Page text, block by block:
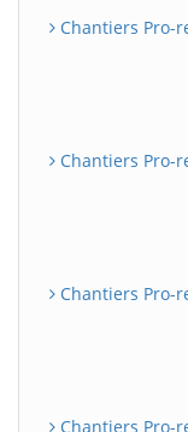
Chantiers Pro-
Chantiers Pro-
Chantiers Pro-
Chantiers Pro-